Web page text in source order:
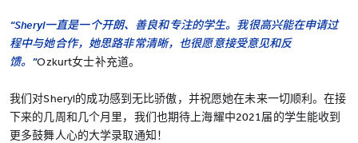
“Sheryl一直是一个开朗、善良和专注的学生。我很高兴能在申请过
程中与她合作，她思路非常清晰，也很愿意接受意见和反
馈。”Ozkurt女士补充道。
我们对Sheryl的成功感到无比骄傲，并祝愿她在未来一切顺利。在接
下来的几周和几个月里，我们也期待上海耀中2021届的学生能收到
更多鼓舞人心的大学录取通知！